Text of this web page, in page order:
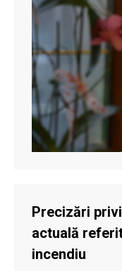
Precizări
actuală
incendiu